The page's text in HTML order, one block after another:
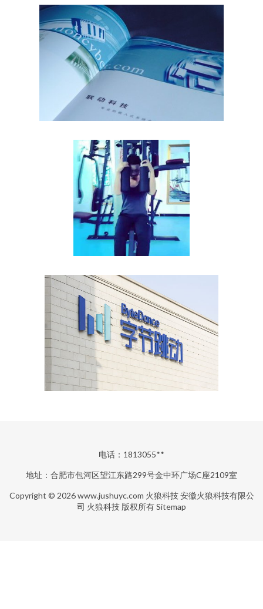
电话：1813055**
地址：合肥市包河区望江东路299号金中环广场C座2109室
Copyright © 2026www.jushuyc.com 火狼科技 安徽火狼科技有限公
司 火狼科技 版权所有Sitemap